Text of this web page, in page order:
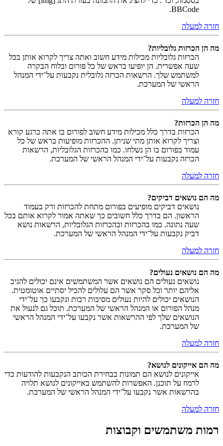
BBCode.
חזרה למעלה
מה הן הכרזות גלובליות?
הכרזות גלובליות מכילות מידע חשוב ואתה צריך לקרוא אותן בכל
שעה אפשרית. הן יופיעו בראש של כל פורום ובלוח הבקרה
למשתמש שלך. הרשאות הכרזה גלובלית נקבעות על־ידי המנהל
הראשי של המערכת.
חזרה למעלה
מה הן הכרזות?
הכרזות בדרך כלל מכילות מידע חשוב לפורום בו אתה כרגע קורא
וצריך לקרוא אותן מתי שניתן. ההכרזות מופיעות בראש של כל
עמוד בפורום בו הן נשלחו. כמו בהכרזות הגלובליות, הרשאות
הכרזה נקבעות על־ידי המנהל הראשי של המערכת.
חזרה למעלה
מה הם נושאים דביקים?
נושאים דביקים מופיעים בפורום מתחת להכרזות ורק בעמוד
הראשון. הם בדרך כלל חשובים כך שאתה אמור לקרוא אותם בכל
שעה נתונה. כמו בהכרזות ובהכרזות הגלובליות, הרשאות נושא
דביק נקבעות על־ידי המנהל הראשי של המערכת.
חזרה למעלה
מה הם נושאים נעולים?
נושאים נעולים הם נושאים אשר המשתמשים אינם יכולים להגיב
אליהם יותר וכל סקר אשר הם עלולים להכיל יסתיים אוטומטית.
הנושאים יכולים להיות נעולים מסיבות רבות ונקבעו כך על־ידי
מנהל הפורום או המנהל הראשי של המערכת. תוכל גם לנעול את
הנושאים שלך לפי ההרשאות אשר נקבעו על־ידי המנהל הראשי
של המערכת.
חזרה למעלה
מה הם אייקונים לנושא?
אייקונים לנושא הם תמונות בבחירת הכותב הנקבעות להודעות כדי
לרמוז על תוכנן. האפשרות להשתמש באייקונים לנושא תלויה
בהרשאות אשר נקבעו על־ידי המנהל הראשי של המערכת.
חזרה למעלה
רמות משתמשים וקבוצות